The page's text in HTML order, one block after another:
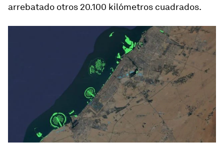
arrebatado otros 20.100 kilómetros cuadrados.